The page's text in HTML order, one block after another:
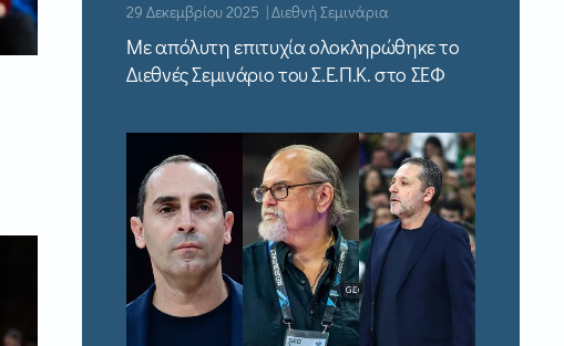
29 Δεκεμβρίου 2025 | Διεθνή Σεμινάρια
Με απόλυτη επιτυχία ολοκληρώθηκε το
Διεθνές Σεμινάριο του Σ.Ε.Π.Κ. στο ΣΕΦ